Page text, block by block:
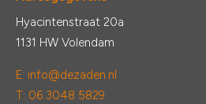
Hyacintenstraat 20a
1131 HW Volendam
E: info@dezaden.nl
T: 06 3048 5829